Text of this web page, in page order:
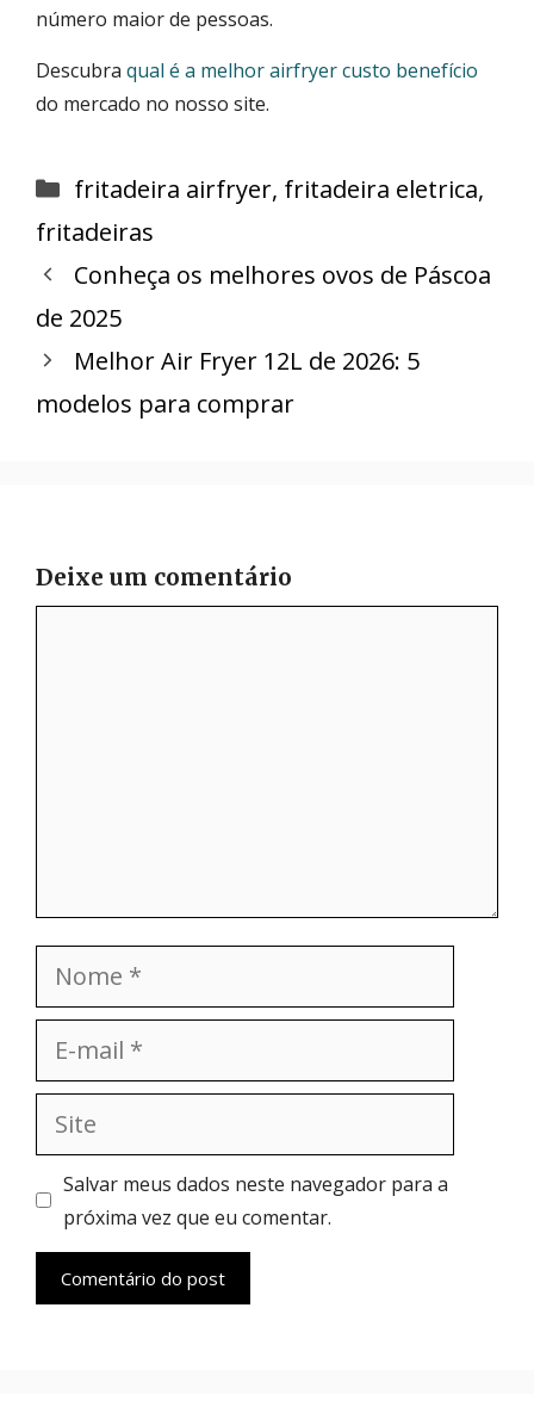
número maior de pessoas.
Descubra qual é a melhor airfryer custo benefício
do mercado no nosso site.
Categorias
fritadeira airfryer, fritadeira eletrica,
fritadeiras
Conheça os melhores ovos de Páscoa
de 2025
Melhor Air Fryer 12L de 2026: 5
modelos para comprar
Deixe um comentário
Nome
Site
Salvar meus dados neste navegador para a
próxima vez que eu comentar.